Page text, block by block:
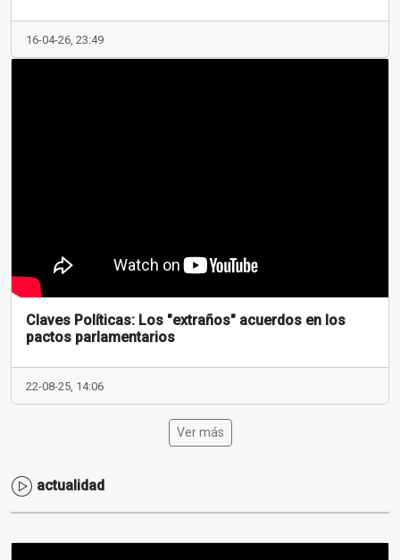
16-04-26, 23:49
Claves Políticas: Los "extraños" acuerdos en los
pactos parlamentarios
22-08-25, 14:06
Ver más
actualidad